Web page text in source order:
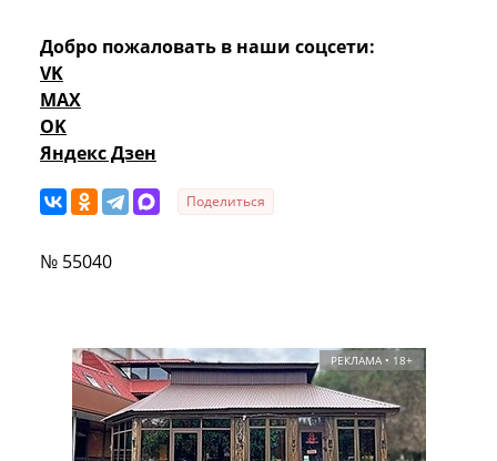
Добро пожаловать в наши соцсети:
VK
MAX
OK
Яндекс Дзен
Поделиться
№ 55040
РЕКЛАМА • 18+